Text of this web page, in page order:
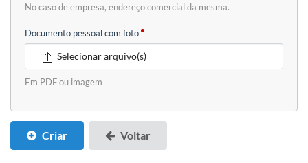
No caso de empresa, endereço comercial da mesma.
Documento pessoal com foto
Selecionar arquivo(s)
Em PDF ou imagem
Criar Voltar